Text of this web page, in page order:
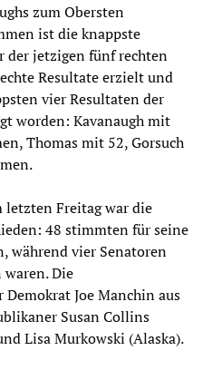
zum Obersten
ist die knappste
der jetzigen fünf rechten
Resultate erzielt und
vier Resultaten der
worden: Kavanaugh mit
Thomas mit 52, Gorsuch
letzten Freitag war die
48 stimmten für seine
während vier Senatoren
Die
Joe Manchin aus
Susan Collins
Lisa Murkowski (Alaska).